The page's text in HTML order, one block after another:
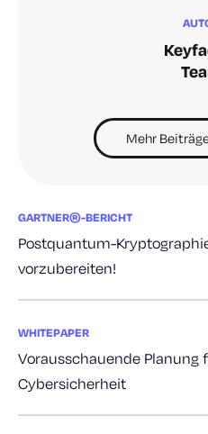
Mehr
GARTNER®-BERICHT
Postquantum-
vorzubereiten!
WHITEPAPER
Vorausschauende Planung
Cybersicherheit